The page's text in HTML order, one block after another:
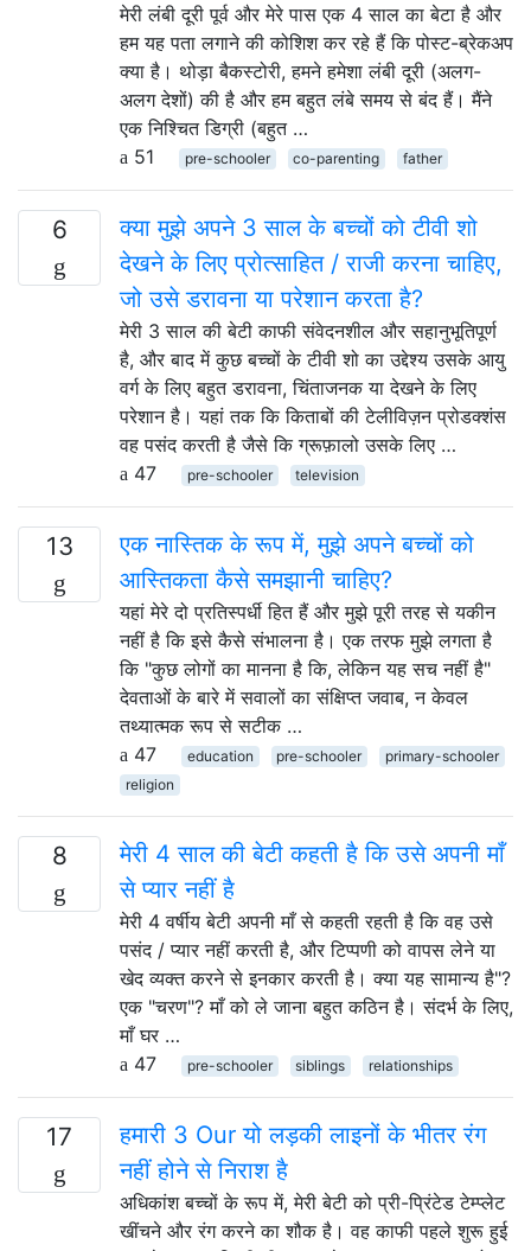
मेरी लंबी दूरी पूर्व और मेरे पास एक 4 साल का बेटा है और
हम यह पता लगाने की कोशिश कर रहे हैं कि पोस्ट-ब्रेकअप
क्या है। थोड़ा बैकस्टोरी, हमने हमेशा लंबी दूरी (अलग-
अलग देशों) की है और हम बहुत लंबे समय से बंद हैं। मैंने
एक निश्चित डिग्री (बहुत …
51
pre-schooler co-parenting father
6
क्या मुझे अपने 3 साल के बच्चों को टीवी शो
देखने के लिए प्रोत्साहित / राजी करना चाहिए,
जो उसे डरावना या परेशान करता है?
मेरी 3 साल की बेटी काफी संवेदनशील और सहानुभूतिपूर्ण
है, और बाद में कुछ बच्चों के टीवी शो का उद्देश्य उसके आयु
वर्ग के लिए बहुत डरावना, चिंताजनक या देखने के लिए
परेशान है। यहां तक ​​कि किताबों की टेलीविज़न प्रोडक्शंस
वह पसंद करती है जैसे कि ग्रूफ़ालो उसके लिए …
47
pre-schooler television
13
एक नास्तिक के रूप में, मुझे अपने बच्चों को
आस्तिकता कैसे समझानी चाहिए?
यहां मेरे दो प्रतिस्पर्धी हित हैं और मुझे पूरी तरह से यकीन
नहीं है कि इसे कैसे संभालना है। एक तरफ मुझे लगता है
कि "कुछ लोगों का मानना ​​है कि, लेकिन यह सच नहीं है"
देवताओं के बारे में सवालों का संक्षिप्त जवाब, न केवल
तथ्यात्मक रूप से सटीक …
47
education pre-schooler
primary-schooler
religion
8
मेरी 4 साल की बेटी कहती है कि उसे अपनी माँ
से प्यार नहीं है
मेरी 4 वर्षीय बेटी अपनी माँ से कहती रहती है कि वह उसे
पसंद / प्यार नहीं करती है, और टिप्पणी को वापस लेने या
खेद व्यक्त करने से इनकार करती है। क्या यह सामान्य है"?
एक "चरण"? माँ को ले जाना बहुत कठिन है। संदर्भ के लिए,
माँ घर …
47
pre-schooler siblings relationships
17
हमारी 3 Our यो लड़की लाइनों के भीतर रंग
नहीं होने से निराश है
अधिकांश बच्चों के रूप में, मेरी बेटी को प्री-प्रिंटेड टेम्प्लेट
खींचने और रंग करने का शौक है। वह काफी पहले शुरू हुई